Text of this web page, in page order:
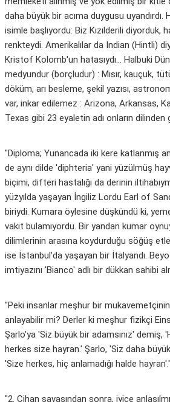
daha büyük bir acıma duygusu uyandırdı.
isimle başlıyordu: Biz Kızılderili diyorduk,
renkteydi. Amerikalılar da Indian (Hintli)
Kristof Kolomb'un hatasıydı... Halbuki
medyundur (borçludur) : Mısır, kauçuk,
döküm, arı besleme, şekil yazısı,
var, inkar edilemez : Arizona, Arkansas,
Texas gibi 23 eyaletin adı onların dilinden
"Diploma; Yunancada iki kere katlanmış
de aynı dilde 'diphteria' yani yüzülmüş
biçimi, difteri hastalığı da derinin
yüzyılda yaşayan İngiliz Lordu Earl of
biriydi. Kumara öylesine düşkündü ki,
vakit bulamıyordu. Bir yandan kumar
dilimlerinin arasına koydurduğu söğüş
ise İstanbul'da yaşayan bir İtalyandı.
imtiyazını 'Bianco' adlı bir dükkan sahibi
"Peki insanlar meşhur bir mukavemetçinin
anlayabilir mi? Derler ki meşhur fizikçi
Şarlo'ya 'Siz büyük bir adamsınız' demiş,
herkes size hayran.' Şarlo, 'Siz daha
'Size herkes, hiç anlamadığı halde hayran'."
"2. Cihan savaşından sonra, iyice